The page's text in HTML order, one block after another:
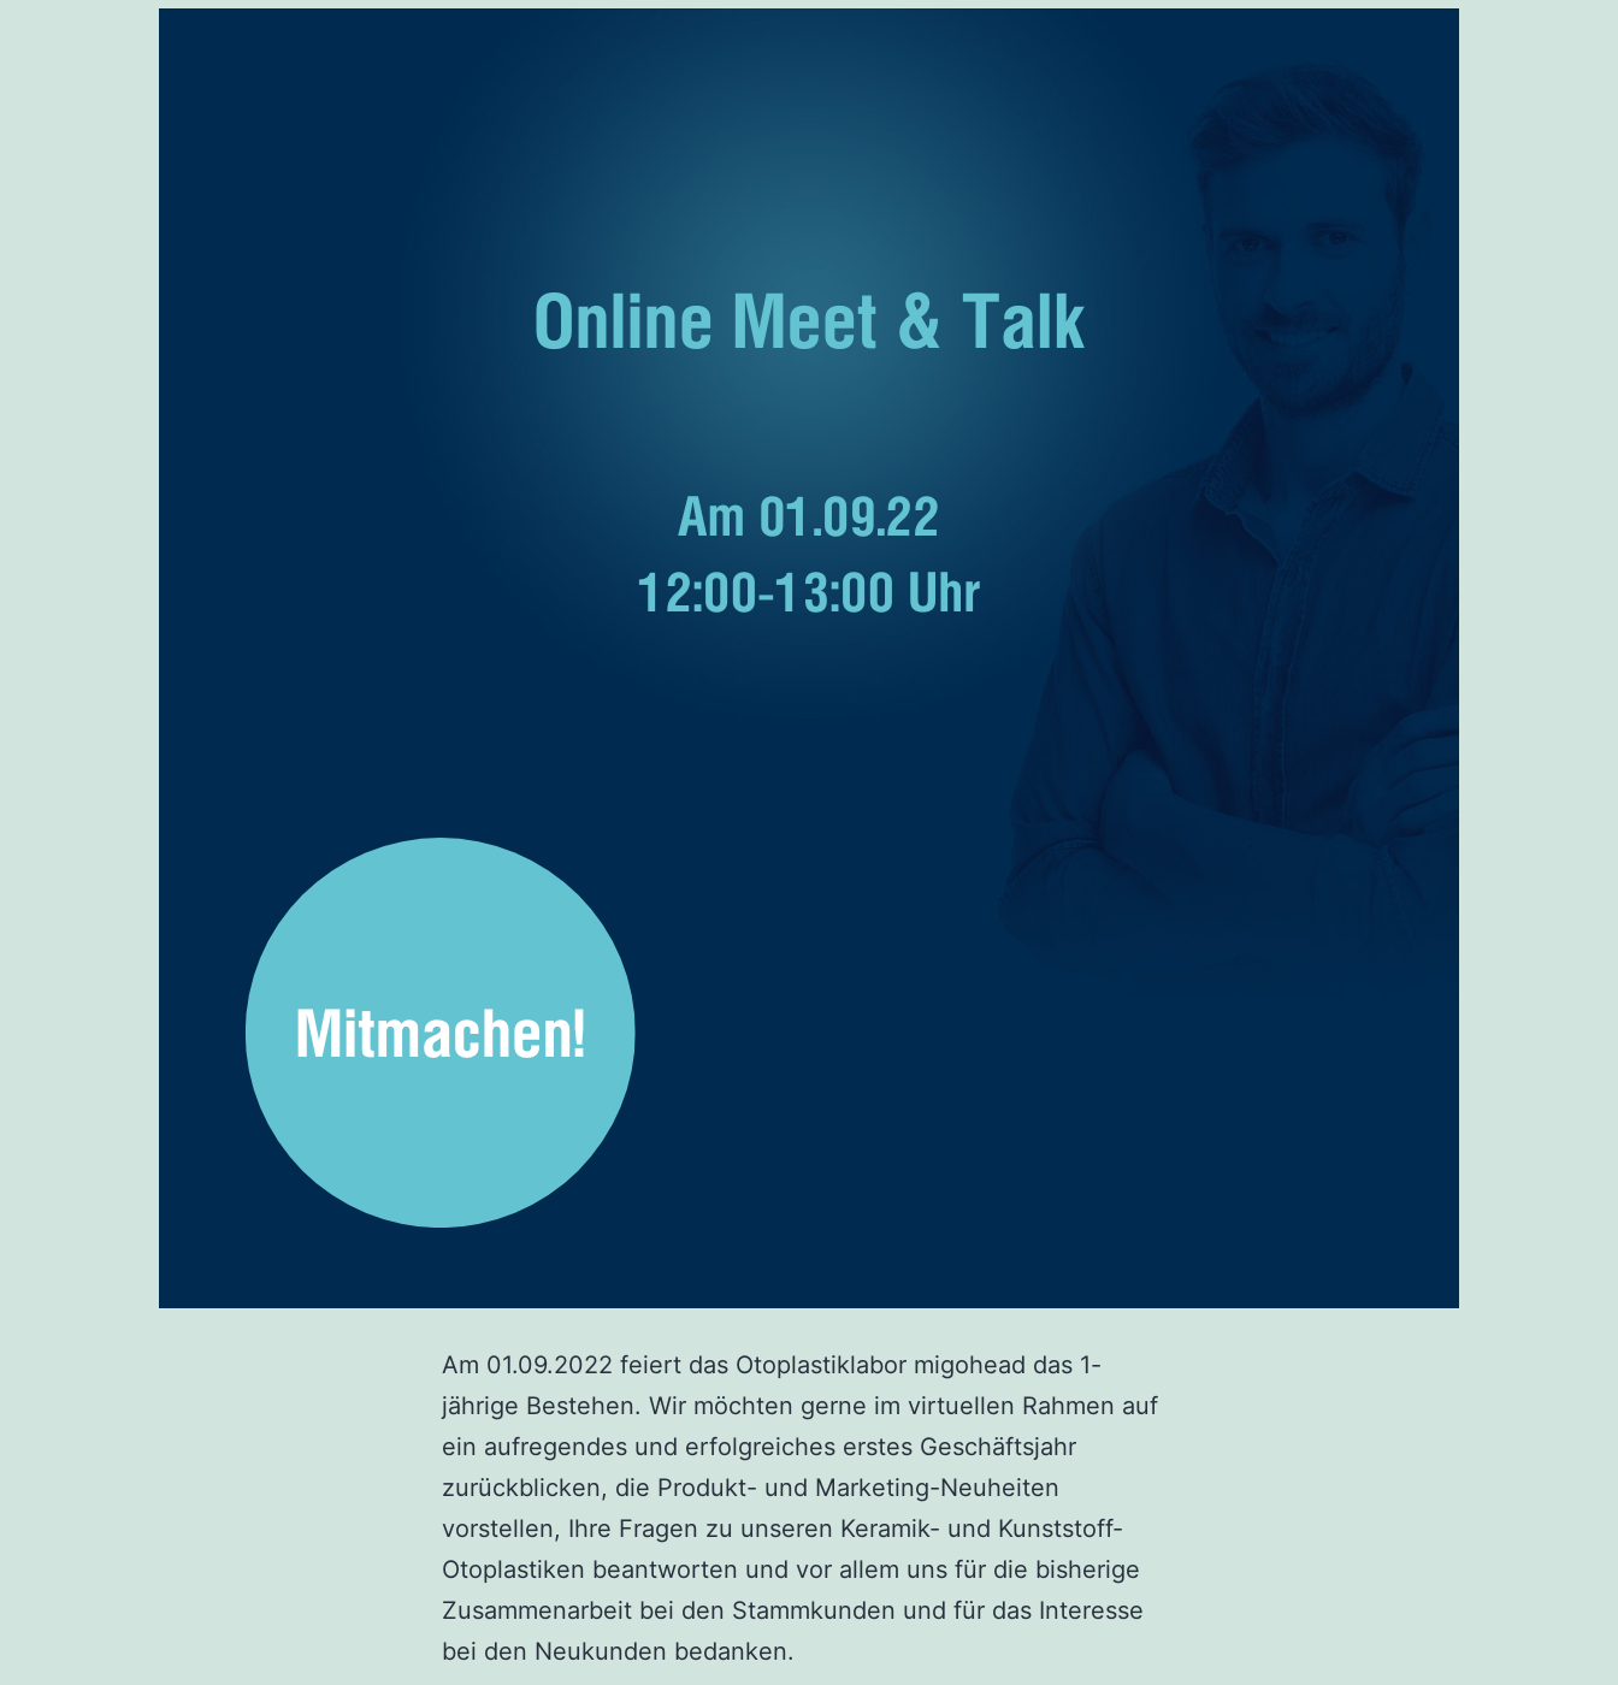
Am 01.09.2022 feiert das Otoplastiklabor migohead das 1-
jährige Bestehen. Wir möchten gerne im virtuellen Rahmen auf
ein aufregendes und erfolgreiches erstes Geschäftsjahr
zurückblicken, die Produkt- und Marketing-Neuheiten
vorstellen, Ihre Fragen zu unseren Keramik- und Kunststoff-
Otoplastiken beantworten und vor allem uns für die bisherige
Zusammenarbeit bei den Stammkunden und für das Interesse
bei den Neukunden bedanken.